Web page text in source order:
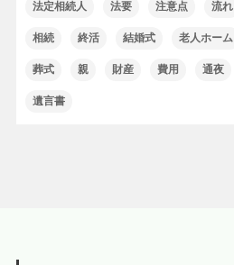
法定相続人 法要 注意点 流れ
相続 終活 結婚式 老人ホーム
葬式 親 財産 費用 通夜
遺言書